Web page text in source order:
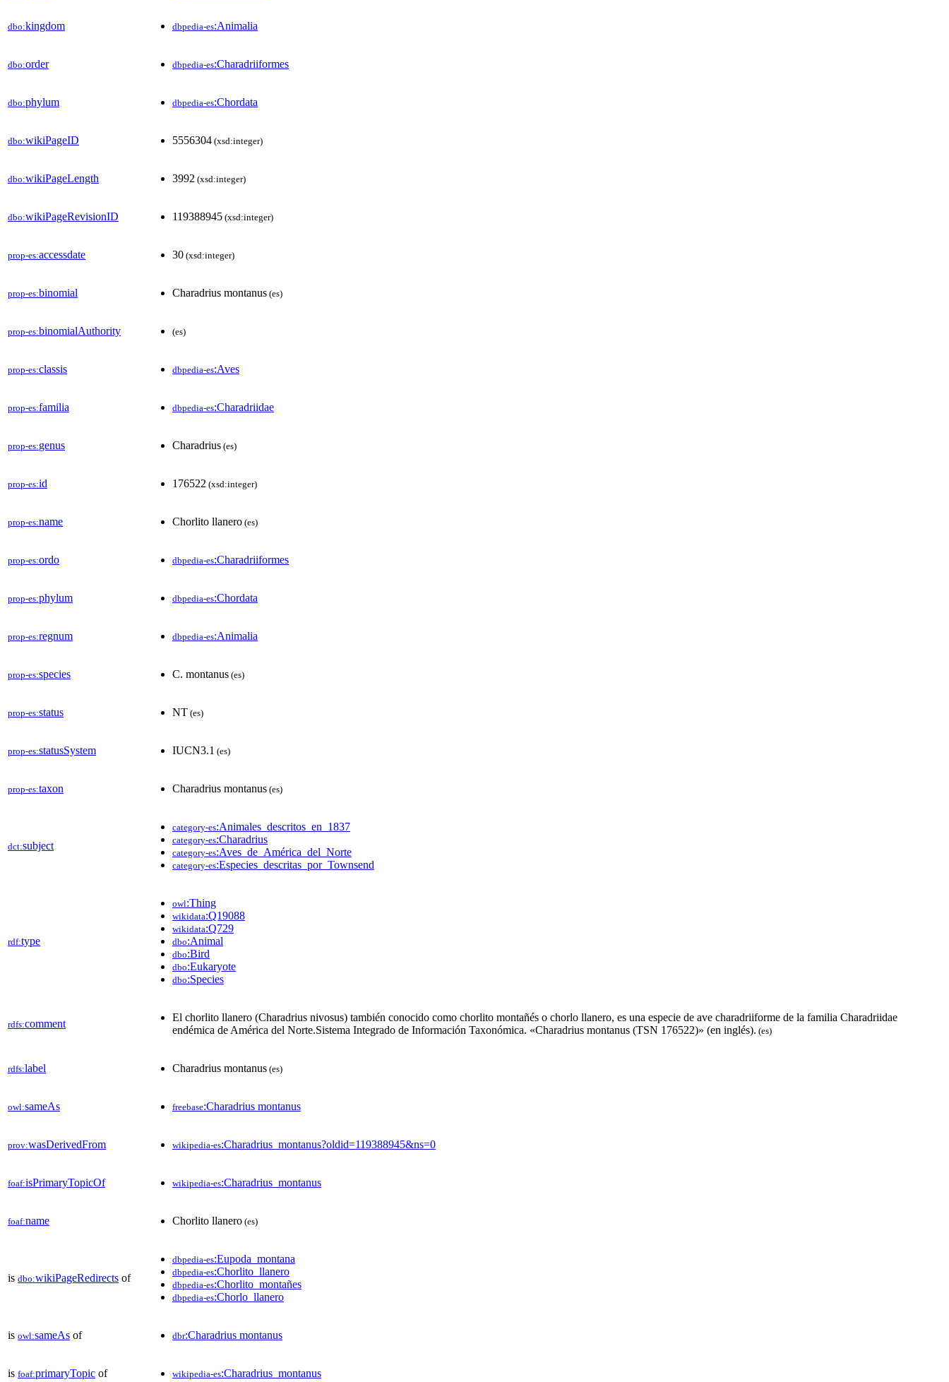
dbo:kingdom dbpedia-es:Animalia
dbo:order dbpedia-es:Charadriiformes
dbo:phylum dbpedia-es:Chordata
dbo:wikiPageID 5556304 (xsd:integer)
dbo:wikiPageLength 3992 (xsd:integer)
dbo:wikiPageRevisionID 119388945 (xsd:integer)
prop-es:accessdate 30 (xsd:integer)
prop-es:binomial Charadrius montanus (es)
prop-es:binomialAuthority (es)
prop-es:classis dbpedia-es:Aves
prop-es:familia dbpedia-es:Charadriidae
prop-es:genus Charadrius (es)
prop-es:id 176522 (xsd:integer)
prop-es:name Chorlito llanero (es)
prop-es:ordo dbpedia-es:Charadriiformes
prop-es:phylum dbpedia-es:Chordata
prop-es:regnum dbpedia-es:Animalia
prop-es:species C. montanus (es)
prop-es:status NT (es)
prop-es:statusSystem IUCN3.1 (es)
prop-es:taxon Charadrius montanus (es)
dct:subject
category-es:Animales_descritos_en_1837
category-es:Charadrius
category-es:Aves_de_América_del_Norte
category-es:Especies_descritas_por_Townsend
rdf:type
owl:Thing
wikidata:Q19088
wikidata:Q729
dbo:Animal
dbo:Bird
dbo:Eukaryote
dbo:Species
rdfs:comment
El chorlito llanero (Charadrius nivosus)​ también conocido como chorlito montañés o chorlo llanero,​ es una especie de ave charadriiforme de la familia Charadriidae
endémica de América del Norte.Sistema Integrado de Información Taxonómica. «Charadrius montanus (TSN 176522)» (en inglés). (es)
rdfs:label Charadrius montanus (es)
owl:sameAs freebase:Charadrius montanus
prov:wasDerivedFrom wikipedia-es:Charadrius_montanus?oldid=119388945&ns=0
foaf:isPrimaryTopicOf wikipedia-es:Charadrius_montanus
foaf:name Chorlito llanero (es)
is dbo:wikiPageRedirects of
dbpedia-es:Eupoda_montana
dbpedia-es:Chorlito_llanero
dbpedia-es:Chorlito_montañes
dbpedia-es:Chorlo_llanero
is owl:sameAs of dbr:Charadrius montanus
is foaf:primaryTopic of wikipedia-es:Charadrius_montanus